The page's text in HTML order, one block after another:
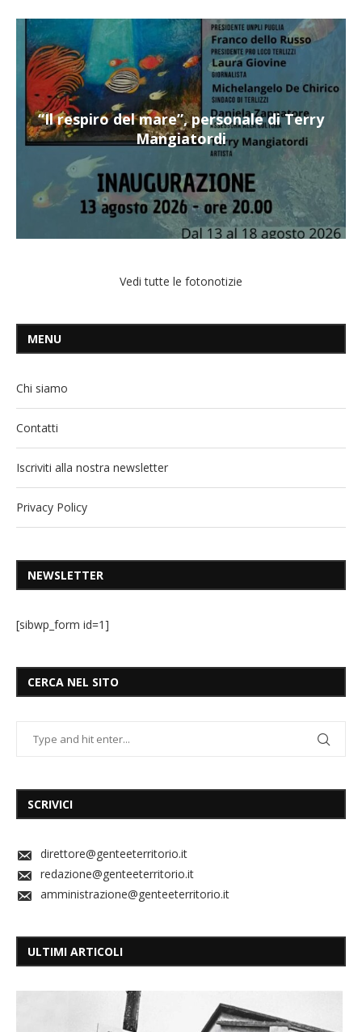
“Il respiro del mare”, personale di Terry
Mangiatordi
Vedi tutte le fotonotizie
MENU
Chi siamo
Contatti
Iscriviti alla nostra newsletter
Privacy Policy
NEWSLETTER
[sibwp_form id=1]
CERCA NEL SITO
SCRIVICI
direttore@genteeterritorio.it
redazione@genteeterritorio.it
amministrazione@genteeterritorio.it
ULTIMI ARTICOLI